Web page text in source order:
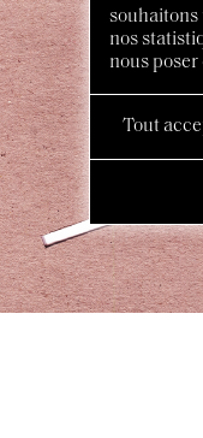
souhaitons
nos
nous
Tout